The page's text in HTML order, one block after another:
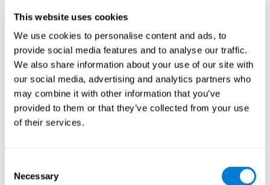
This website uses cookies
We use cookies to personalise content and ads, to
provide social media features and to analyse our traffic.
We also share information about your use of our site with
our social media, advertising and analytics partners who
may combine it with other information that you’ve
provided to them or that they’ve collected from your use
of their services.
Selection
Necessary
nosso objetivo com mais eficiência. Ao realizar esta tarefa,
Melhorar esta capacidade cognitiva ajuda-nos a ser mais
eficientes nas nossas vidas diárias. Por exemplo, quando
pensamos sobre os passos a tomar para alcançar um
objetivo, escolher o melhor caminho para chegar a um
restaurante, ou quando queremos derrotar os nossos
adversários num jogo de tabuleiro.
Memória não-verbal:
trabalhar a nossa memória não-verbal. Esta capacidade
cognitiva é essencial nas nossas vidas diárias, uma vez que